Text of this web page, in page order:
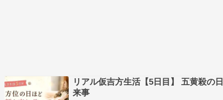
リアル仮吉方生活【5日目】 五黄殺の
来事